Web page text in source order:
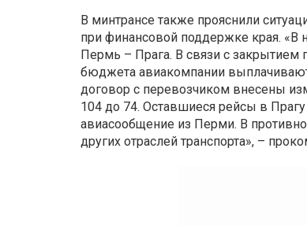
В минтрансе также прояснили
при финансовой поддержке края. «В
Пермь – Прага. В связи с закрытием
бюджета авиакомпании
договор с перевозчиком внесены
104 до 74. Оставшиеся рейсы в
авиасообщение из Перми. В
других отраслей транспорта», –